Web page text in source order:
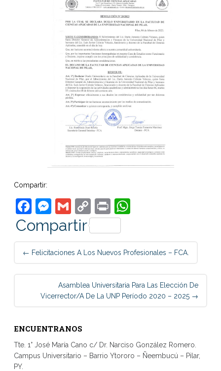
Compartir:
Facebook
Messenger
Gmail
Copy
Link
PrintWhatsApp
Compartir
Post
navigation
← Felicitaciones A Los Nuevos Profesionales – FCA.
Asamblea Universitaria Para Las Elección De
Vicerrector/a De La UNP Período 2020 – 2025 →
ENCUENTRANOS
Tte. 1° José María Cano c/ Dr. Narciso González Romero.
Campus Universitario – Barrio Ytororo – Ñeembucú – Pilar,
PY.